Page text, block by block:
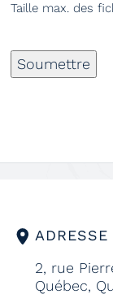
Taille max. des
Soumettre
ADRESSE
2, rue
Québec,